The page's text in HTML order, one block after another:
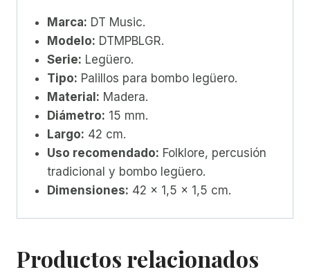
Marca: DT Music.
Modelo: DTMPBLGR.
Serie: Legüero.
Tipo: Palillos para bombo legüero.
Material: Madera.
Diámetro: 15 mm.
Largo: 42 cm.
Uso recomendado: Folklore, percusión
tradicional y bombo legüero.
Dimensiones: 42 x 1,5 x 1,5 cm.
Productos relacionados